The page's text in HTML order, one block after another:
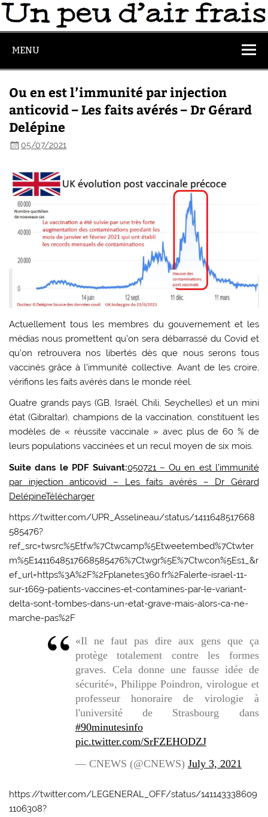
MENU
Ou en est l’immunité par injection
anticovid – Les faits avérés – Dr Gérard
Delépine
05/07/2021
Actuellement tous les membres du gouvernement et les
médias nous promettent qu’on sera débarrassé du Covid et
qu’on retrouvera nos libertés dès que nous serons tous
vaccinés grâce à l’immunité collective. Avant de les croire,
vérifions les faits avérés dans le monde réel.
Quatre grands pays (GB, Israël, Chili, Seychelles) et un mini
état (Gibraltar), champions de la vaccination, constituent les
modèles de « réussite vaccinale » avec plus de 60 % de
leurs populations vaccinées et un recul moyen de six mois.
Suite dans le PDF Suivant:050721 – Ou en est l’immunité
par injection anticovid – Les faits avérés – Dr Gérard
DelépineTélécharger
https://twitter.com/UPR_Asselineau/status/1411648517668
585476?
ref_src=twsrc%5Etfw%7Ctwcamp%5Etweetembed%7Ctwter
m%5E1411648517668585476%7Ctwgr%5E%7Ctwcon%5Es1_&r
ef_url=https%3A%2F%2Fplanetes360.fr%2Falerte-israel-11-
sur-1669-patients-vaccines-et-contamines-par-le-variant-
delta-sont-tombes-dans-un-etat-grave-mais-alors-ca-ne-
marche-pas%2F
«Il ne faut pas dire aux gens que ça
protège totalement contre les formes
graves. Cela donne une fausse idée de
sécurité», Philippe Poindron, virologue et
professeur honoraire de virologie à
l'université de Strasbourg dans
#90minutesinfo
pic.twitter.com/SrFZEHODZJ
— CNEWS (@CNEWS) July 3, 2021
https://twitter.com/LEGENERAL_OFF/status/141143338609
1106308?